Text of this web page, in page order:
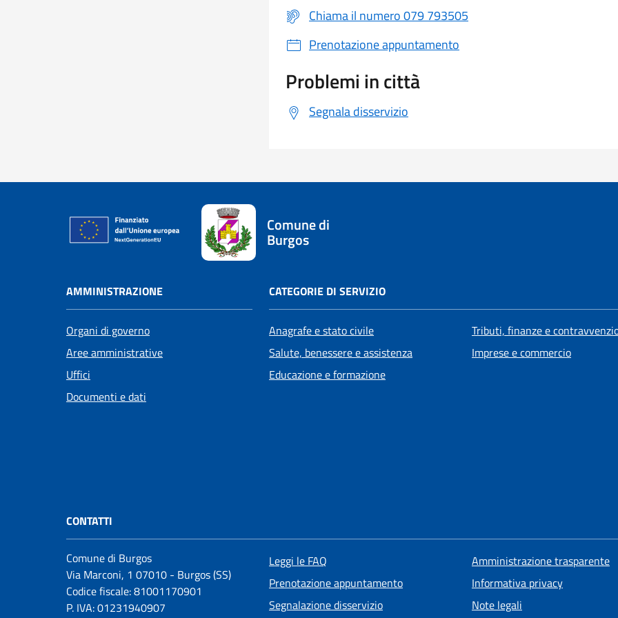
Chiama il numero 079 793505
Prenotazione appuntamento
Problemi in città
Segnala disservizio
Comune di
Burgos
AMMINISTRAZIONE
Organi di governo
Aree amministrative
Uffici
Documenti e dati
CATEGORIE DI SERVIZIO
Anagrafe e stato civile
Salute, benessere e assistenza
Educazione e formazione
Tributi, finanze e
Imprese e commercio
CONTATTI
Comune di Burgos
Via Marconi, 1 07010 - Burgos (SS)
Codice fiscale: 81001170901
P. IVA: 01231940907
Leggi le FAQ
Prenotazione appuntamento
Segnalazione disservizio
Amministrazione trasparente
Informativa privacy
Note legali